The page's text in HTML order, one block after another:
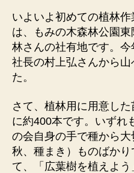
いよいよ初めての植林
は、もみの木森林公園
林さんの社有地です。今
社長の村上弘さんから
た。
さて、植林用に用意し
に約400本です。いずれ
の会自身の手で種から
秋、種まき）ものばか
て、「広葉樹を植えよ